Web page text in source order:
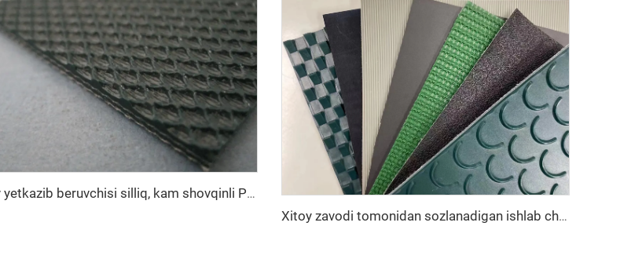
Xitoy yetkazib beruvchisi silliq, kam shovqinli PVC yugurish dastasida foydalaniladigan rezina remen, barqaror anti-sayrash transportyor remeni
Xitoy zavodi tomonidan sozlanadigan ishlab chiqaruvchilar pu pvc pvk transmissiya poliester transportyor lентasi